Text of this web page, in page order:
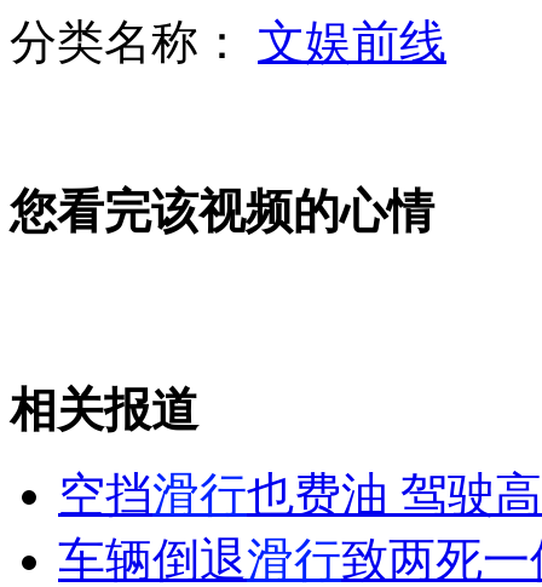
孩子成绩不好 家长罚吃朝天椒
县级市委书记卷款2亿跑路
山西运城恶犬咬伤多人 警民合力深夜将其击毙
分类名称： 文娱前线
您看完该视频的心情
相关报道
空挡滑行也费油 驾驶
车辆倒退滑行致两死